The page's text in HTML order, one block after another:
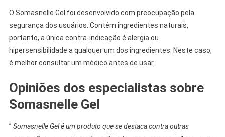
O Somasnelle Gel foi desenvolvido com preocupação pela
segurança dos usuários. Contém ingredientes naturais,
portanto, a única contra-indicação é alergia ou
hipersensibilidade a qualquer um dos ingredientes. Neste caso,
é melhor consultar um médico antes de usar.
Opiniões dos especialistas sobre
Somasnelle Gel
” Somasnelle Gel é um produto que se destaca contra outras